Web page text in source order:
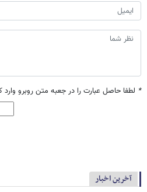
* لطفا حاصل عبارت را در جعبه متن روبرو وارد
آخرین اخبار